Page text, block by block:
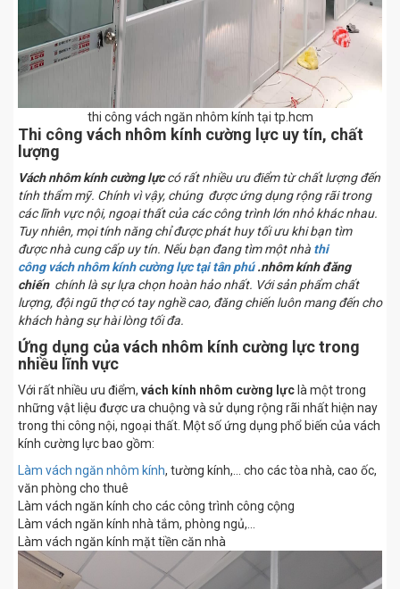
thi công vách ngăn nhôm kính tại tp.hcm
Thi công vách nhôm kính cường lực uy tín, chất
lượng
Vách nhôm kính cường lựccó rất nhiều ưu điểm từ chất lượng đến
tính thẩm mỹ. Chính vì vậy, chúng được ứng dụng rộng rãi trong
các lĩnh vực nội, ngoại thất của các công trình lớn nhỏ khác nhau.
Tuy nhiên, mọi tính năng chỉ được phát huy tối ưu khi bạn tìm
được nhà cung cấp uy tín. Nếu bạn đang tìm một nhà thi
công vách nhôm kính cường lực tại tân phú.nhôm kính đăng
chiếnchính là sự lựa chọn hoàn hảo nhất. Với sản phẩm chất
lượng, đội ngũ thợ có tay nghề cao, đăng chiến luôn mang đến cho
khách hàng sự hài lòng tối đa.
Ứng dụng của vách nhôm kính cường lực trong
nhiều lĩnh vực
Với rất nhiều ưu điểm, vách kính nhôm cường lực là một trong
những vật liệu được ưa chuộng và sử dụng rộng rãi nhất hiện nay
trong thi công nội, ngoại thất. Một số ứng dụng phổ biến của vách
kính cường lực bao gồm:
Làm vách ngăn nhôm kính, tường kính,… cho các tòa nhà, cao ốc,
văn phòng cho thuê
Làm vách ngăn kính cho các công trình công cộng
Làm vách ngăn kính nhà tắm, phòng ngủ,…
Làm vách ngăn kính mặt tiền căn nhà